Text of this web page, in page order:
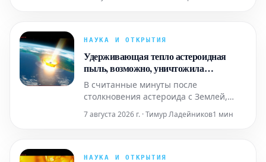
более мощный и продолжительный
демонстрирует повышенную
заражения.
НАУКА И ОТКРЫТИЯ
Удерживающая тепло астероидная
пыль, возможно, уничтожила
динозавров за считанные часы
В считанные минуты после
столкновения астероида с Землей,
образовавшиеся обломки начали
нагревать земную атмосферу.
быстрой гибели динозавров.
7 августа 2026 г. · Тимур Ладейников1 мин
НАУКА И ОТКРЫТИЯ